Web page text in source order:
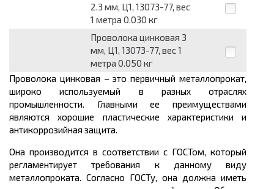
2.3 мм, Ц1, 13073-77, вес
1 метра 0.030 кг
Проволока цинковая 3
мм, Ц1, 13073-77, вес 1
метра 0.050 кг
Проволока цинковая – это первичный металлопрокат,
широко используемый в разных отраслях
промышленности. Главными ее преимуществами
являются хорошие пластические характеристики и
антикоррозийная защита.
Она производится в соответствии с ГОСТом, который
регламентирует требования к данному виду
металлопроката. Согласно ГОСТу, она должна иметь